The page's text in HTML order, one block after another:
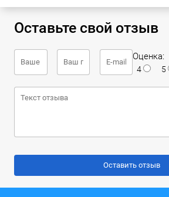
Оставьте свой отзыв
Оценка:
4
5